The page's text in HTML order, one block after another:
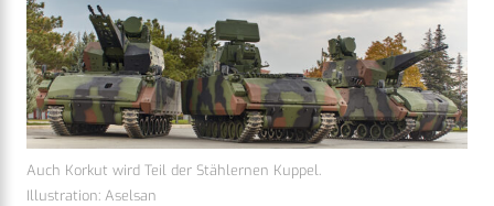
Auch Korkut wird Teil der Stählernen Kuppel.
Illustration: Aselsan